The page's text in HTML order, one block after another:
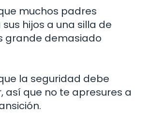
muchos padres
hijos a una silla de
grande demasiado
la seguridad debe
así que no te apresures a